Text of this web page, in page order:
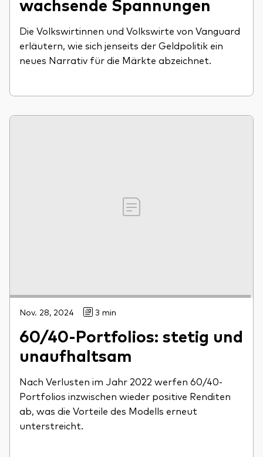
Die Volkswirtinnen und Volkswirte von Vanguard
erläutern, wie sich jenseits der Geldpolitik ein
neues Narrativ für die Märkte abzeichnet.
Nov. 28, 2024 3 min
60/40-Portfolios: stetig und
unaufhaltsam
Nach Verlusten im Jahr 2022 werfen 60/40-
Portfolios inzwischen wieder positive Renditen
ab, was die Vorteile des Modells erneut
unterstreicht.